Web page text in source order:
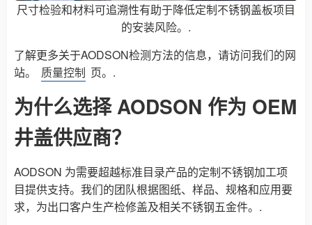
尺寸检验和材料可追溯性有助于降低定制不锈钢盖板项目
的安装风险。.
了解更多关于AODSON检测方法的信息，请访问我们的网
站。
质量控制 页。.
为什么选择 AODSON 作为 OEM
井盖供应商？
AODSON 为需要超越标准目录产品的定制不锈钢加工项
目提供支持。我们的团队根据图纸、样品、规格和应用要
求，为出口客户生产检修盖及相关不锈钢五金件。.